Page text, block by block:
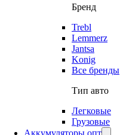
Бренд
Trebl
Lemmerz
Jantsa
Konig
Все бренды
Тип авто
Легковые
Грузовые
Аккумуляторы опт